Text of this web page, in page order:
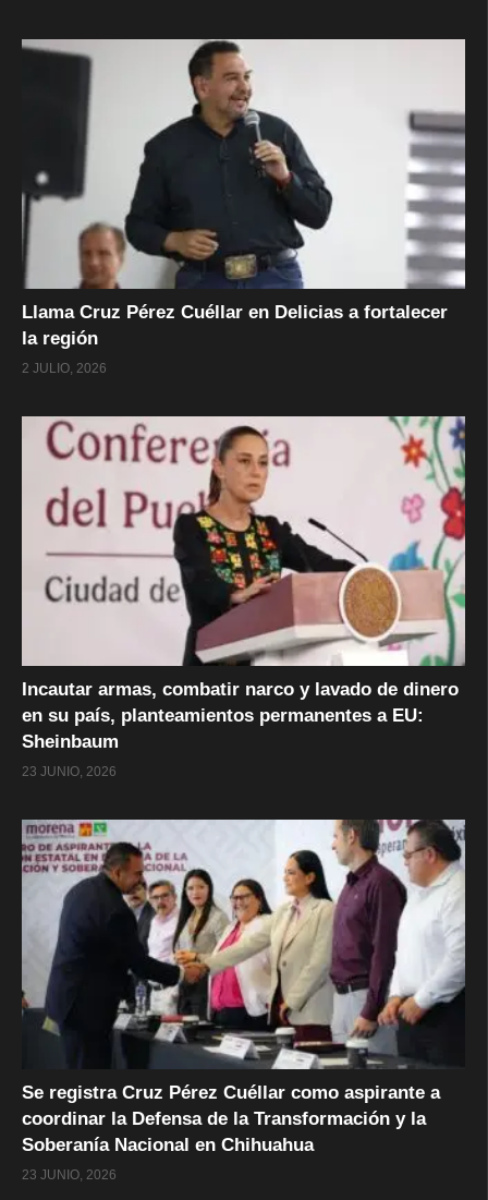
Llama Cruz Pérez Cuéllar en Delicias a fortalecer
la región
2 JULIO, 2026
Incautar armas, combatir narco y lavado de dinero
en su país, planteamientos permanentes a EU:
Sheinbaum
23 JUNIO, 2026
Se registra Cruz Pérez Cuéllar como aspirante a
coordinar la Defensa de la Transformación y la
Soberanía Nacional en Chihuahua
23 JUNIO, 2026